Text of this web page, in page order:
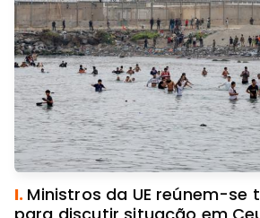
I. Ministros da UE reúnem-